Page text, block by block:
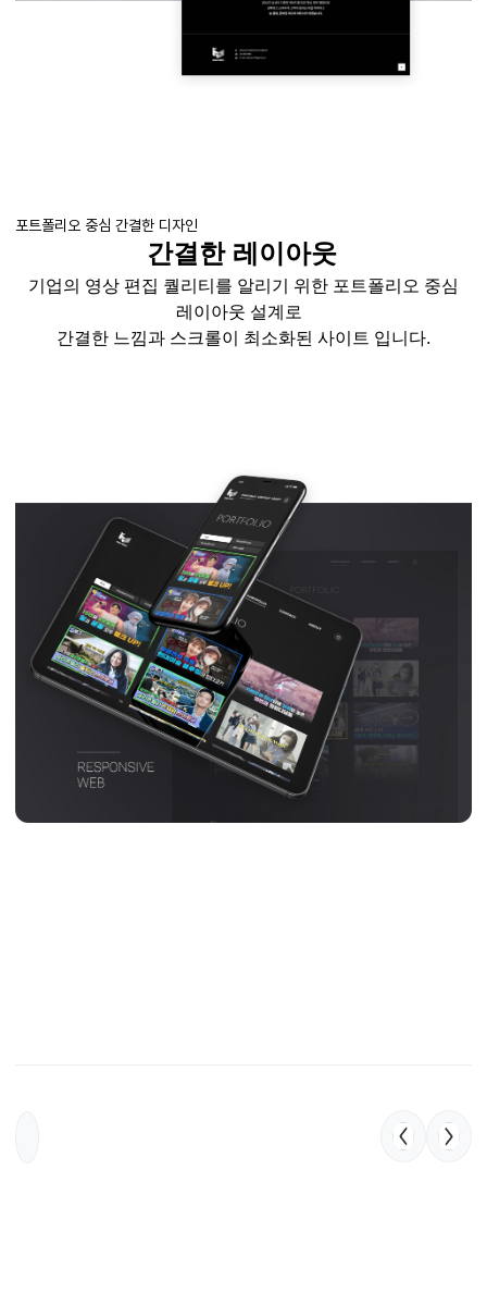
포트폴리오 중심 간결한 디자인
간결한 레이아웃
기업의 영상 편집 퀄리티를 알리기 위한 포트폴리오 중심
레이아웃 설계로
간결한 느낌과 스크롤이 최소화된 사이트 입니다.